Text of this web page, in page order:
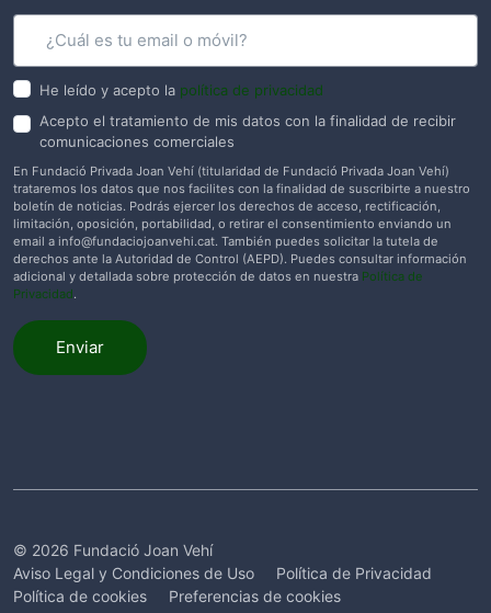
He leído y acepto la política de privacidad
Acepto el tratamiento de mis datos con la finalidad de recibir
comunicaciones comerciales
En Fundació Privada Joan Vehí (titularidad de Fundació Privada Joan Vehí)
trataremos los datos que nos facilites con la finalidad de suscribirte a nuestro
boletín de noticias. Podrás ejercer los derechos de acceso, rectificación,
limitación, oposición, portabilidad, o retirar el consentimiento enviando un
email a info@fundaciojoanvehi.cat. También puedes solicitar la tutela de
derechos ante la Autoridad de Control (AEPD). Puedes consultar información
adicional y detallada sobre protección de datos en nuestra Política de
Privacidad.
Enviar
© 2026 Fundació Joan Vehí
Aviso Legal y Condiciones de Uso
Política de Privacidad
Política de cookies
Preferencias de cookies